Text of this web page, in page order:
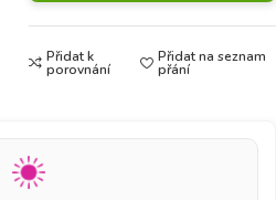
Přidat k
porovnání
Přidat na seznam
přání